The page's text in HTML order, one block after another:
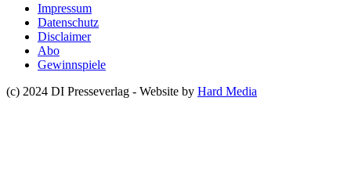
Impressum
Datenschutz
Disclaimer
Abo
Gewinnspiele
(c) 2024 DI Presseverlag - Website by Hard Media